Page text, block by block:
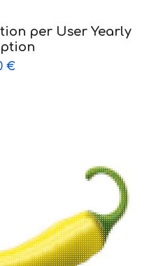
per User Yearly
€